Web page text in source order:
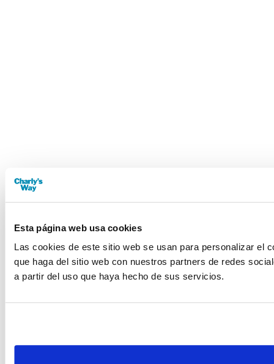
Esta página web usa cookies
Las cookies de este sitio web se usan para personalizar el
que haga del sitio web con nuestros partners de redes
a partir del uso que haya hecho de sus servicios.